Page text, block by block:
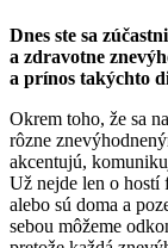
Dnes ste sa
a zdravotne
a prínos takýchto
Okrem toho, že sa
rôzne
akcentujú,
Už nejde len o hostí
alebo sú doma a
sebou môžeme